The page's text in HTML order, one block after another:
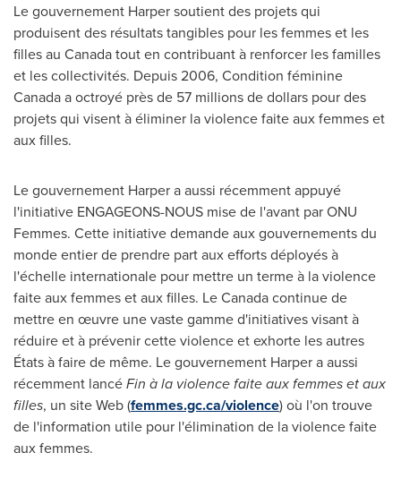
Le gouvernement Harper soutient des projets qui
produisent des résultats tangibles pour les femmes et les
filles au Canadatout en contribuant à renforcer les familles
et les collectivités. Depuis 2006, Condition féminine
Canadaa octroyé près de 57 millions de dollars pour des
projets qui visent à éliminer la violence faite aux femmes et
aux filles.
Le gouvernement Harper a aussi récemment appuyé
l'initiative ENGAGEONS-NOUS mise de l'avant par ONU
Femmes. Cette initiative demande aux gouvernements du
monde entier de prendre part aux efforts déployés à
l'échelle internationale pour mettre un terme à la violence
faite aux femmes et aux filles. Le Canadacontinue de
mettre en œuvre une vaste gamme d'initiatives visant à
réduire et à prévenir cette violence et exhorte les autres
États à faire de même. Le gouvernement Harper a aussi
récemment lancéFin à la violence faite aux femmes et aux
filles, un site Web (femmes.gc.ca/violence) où l'on trouve
de l'information utile pour l'élimination de la violence faite
aux femmes.